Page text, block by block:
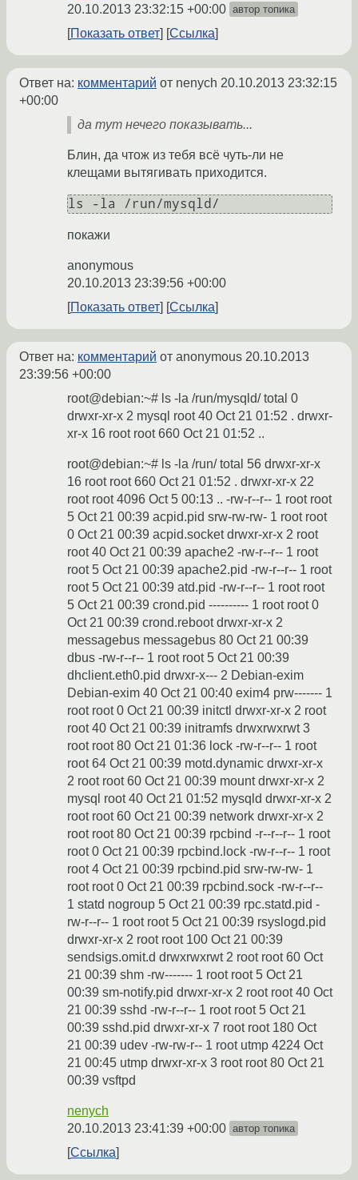
20.10.2013 23:32:15 +00:00 автор топика
Показать ответ Ссылка
Ответ на: комментарий от nenych 20.10.2013 23:32:15
+00:00
да тут нечего показывать...
Блин, да чтож из тебя всё чуть-ли не
клещами вытягивать приходится.
покажи
anonymous
20.10.2013 23:39:56 +00:00
Показать ответ
Ссылка
Ответ на: комментарий от anonymous 20.10.2013
23:39:56 +00:00
root@debian:~# ls -la /run/mysqld/ total 0
drwxr-xr-x 2 mysql root 40 Oct 21 01:52 . drwxr-
xr-x 16 root root 660 Oct 21 01:52 ..
root@debian:~# ls -la /run/ total 56 drwxr-xr-x
16 root root 660 Oct 21 01:52 . drwxr-xr-x 22
root root 4096 Oct 5 00:13 .. -rw-r--r-- 1 root root
5 Oct 21 00:39 acpid.pid srw-rw-rw- 1 root root
0 Oct 21 00:39 acpid.socket drwxr-xr-x 2 root
root 40 Oct 21 00:39 apache2 -rw-r--r-- 1 root
root 5 Oct 21 00:39 apache2.pid -rw-r--r-- 1 root
root 5 Oct 21 00:39 atd.pid -rw-r--r-- 1 root root
5 Oct 21 00:39 crond.pid ---------- 1 root root 0
Oct 21 00:39 crond.reboot drwxr-xr-x 2
messagebus messagebus 80 Oct 21 00:39
dbus -rw-r--r-- 1 root root 5 Oct 21 00:39
dhclient.eth0.pid drwxr-x--- 2 Debian-exim
Debian-exim 40 Oct 21 00:40 exim4 prw------- 1
root root 0 Oct 21 00:39 initctl drwxr-xr-x 2 root
root 40 Oct 21 00:39 initramfs drwxrwxrwt 3
root root 80 Oct 21 01:36 lock -rw-r--r-- 1 root
root 64 Oct 21 00:39 motd.dynamic drwxr-xr-x
2 root root 60 Oct 21 00:39 mount drwxr-xr-x 2
mysql root 40 Oct 21 01:52 mysqld drwxr-xr-x 2
root root 60 Oct 21 00:39 network drwxr-xr-x 2
root root 80 Oct 21 00:39 rpcbind -r--r--r-- 1 root
root 0 Oct 21 00:39 rpcbind.lock -rw-r--r-- 1 root
root 4 Oct 21 00:39 rpcbind.pid srw-rw-rw- 1
root root 0 Oct 21 00:39 rpcbind.sock -rw-r--r--
1 statd nogroup 5 Oct 21 00:39 rpc.statd.pid -
rw-r--r-- 1 root root 5 Oct 21 00:39 rsyslogd.pid
drwxr-xr-x 2 root root 100 Oct 21 00:39
sendsigs.omit.d drwxrwxrwt 2 root root 60 Oct
21 00:39 shm -rw------- 1 root root 5 Oct 21
00:39 sm-notify.pid drwxr-xr-x 2 root root 40 Oct
21 00:39 sshd -rw-r--r-- 1 root root 5 Oct 21
00:39 sshd.pid drwxr-xr-x 7 root root 180 Oct
21 00:39 udev -rw-rw-r-- 1 root utmp 4224 Oct
21 00:45 utmp drwxr-xr-x 3 root root 80 Oct 21
00:39 vsftpd
nenych
20.10.2013 23:41:39 +00:00 автор топика
Ссылка